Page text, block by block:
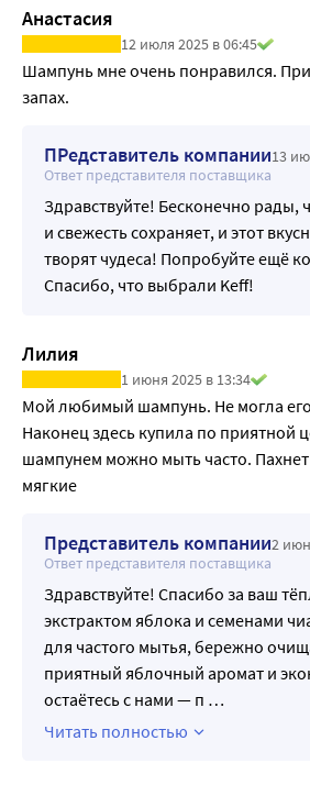
Анастасия
12 июля 2025 в 06:45
Шампунь мне очень понравился.
запах.
ПРедставитель компании13
Ответ представителя поставщика
Здравствуйте! Бесконечно
и свежесть сохраняет, и этот
творят чудеса! Попробуйте ещё
Спасибо, что выбрали Keff!
Лилия
1 июня 2025 в 13:34
Мой любимый шампунь. Не могла его
Наконец здесь купила по приятной
шампунем можно мыть часто.
мягкие
Представитель компании2
Ответ представителя поставщика
Здравствуйте! Спасибо за ваш
экстрактом яблока и семенами
для частого мытья, бережно
приятный яблочный аромат и
остаётесь с нами — п …
Читать полностью